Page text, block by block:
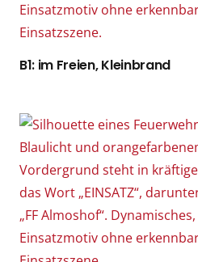
B1: im Freien, Kleinbrand